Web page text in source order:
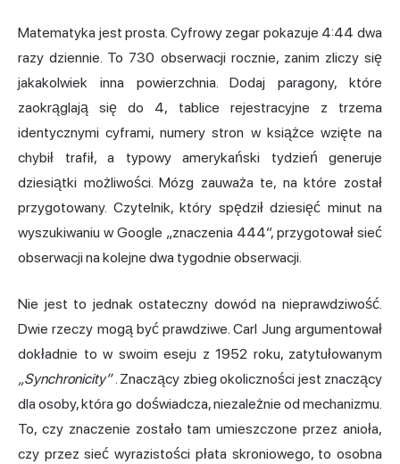
Matematyka jest prosta. Cyfrowy zegar pokazuje 4:44 dwa
razy dziennie. To 730 obserwacji rocznie, zanim zliczy się
jakakolwiek inna powierzchnia. Dodaj paragony, które
zaokrąglają się do 4, tablice rejestracyjne z trzema
identycznymi cyframi, numery stron w książce wzięte na
chybił trafił, a typowy amerykański tydzień generuje
dziesiątki możliwości. Mózg zauważa te, na które został
przygotowany. Czytelnik, który spędził dziesięć minut na
wyszukiwaniu w Google „znaczenia 444”, przygotował sieć
obserwacji na kolejne dwa tygodnie obserwacji.
Nie jest to jednak ostateczny dowód na nieprawdziwość.
Dwie rzeczy mogą być prawdziwe. Carl Jung argumentował
dokładnie to w swoim eseju z 1952 roku, zatytułowanym
„Synchronicity”. Znaczący zbieg okoliczności jest znaczący
dla osoby, która go doświadcza, niezależnie od mechanizmu.
To, czy znaczenie zostało tam umieszczone przez anioła,
czy przez sieć wyrazistości płata skroniowego, to osobna